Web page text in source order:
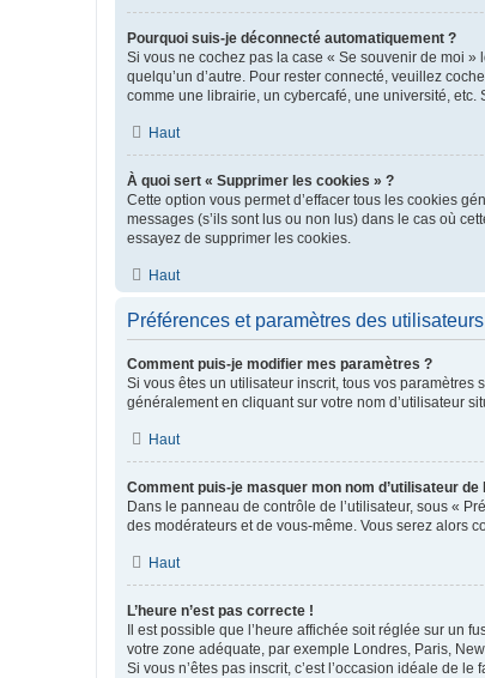
Pourquoi suis-je déconnecté automatiquement ?
Si vous ne cochez pas la case « Se souvenir de moi
quelqu’un d’autre. Pour rester connecté, veuillez
comme une librairie, un cybercafé, une université, etc.
Haut
À quoi sert « Supprimer les cookies » ?
Cette option vous permet d’effacer tous les cookies
messages (s’ils sont lus ou non lus) dans le cas où
essayez de supprimer les cookies.
Haut
Préférences et paramètres des utilisateurs
Comment puis-je modifier mes paramètres ?
Si vous êtes un utilisateur inscrit, tous vos paramètres
généralement en cliquant sur votre nom d’utilisateur
Haut
Comment puis-je masquer mon nom d’utilisateur
Dans le panneau de contrôle de l’utilisateur, sous «
des modérateurs et de vous-même. Vous serez alors
Haut
L’heure n’est pas correcte !
Il est possible que l’heure affichée soit réglée sur un
votre zone adéquate, par exemple Londres, Paris,
Si vous n’êtes pas inscrit, c’est l’occasion idéale de le